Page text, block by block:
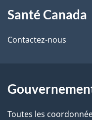
i
l
d
e
propos
de
site
Santé Canada
Contactez-nous
Toutes les